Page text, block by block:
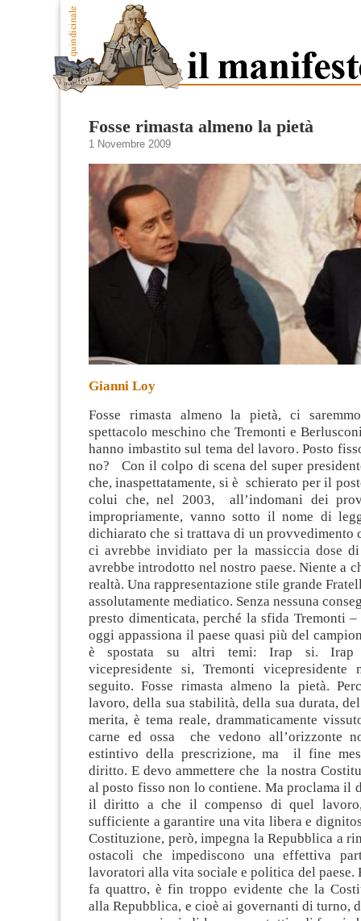
Fosse rimasta almeno la pietà
1 Novembre 2009
Gianni Loy
Fosse rimasta almeno la pietà, ci
spettacolo meschino che Tremonti e
hanno imbastito sul tema del lavoro. Posto
no?
Con il colpo di scena del super
che, inaspettatamente, si è schierato per il
colui che, nel 2003, all’indomani dei
impropriamente, vanno sotto il nome di
dichiarato che si trattava di un provvedimento
ci avrebbe invidiato per la massiccia dose
avrebbe introdotto nel nostro paese. Niente a
realtà. Una rappresentazione stile grande
assolutamente mediatico. Senza nessuna
presto dimenticata, perché la sfida Tremonti
oggi appassiona il paese quasi più del
è spostata su altri temi: Irap si. Irap
vicepresidente si, Tremonti
seguito. Fosse rimasta almeno la pietà.
lavoro, della sua stabilità, della sua durata,
merita, è tema reale, drammaticamente
carne ed ossa che vedono all’orizzonte
estintivo della prescrizione, ma il fine
diritto. E devo ammettere che la nostra
al posto fisso non lo contiene. Ma proclama il
il diritto a che il compenso di quel
sufficiente a garantire una vita libera e
Costituzione, però, impegna la Repubblica a
ostacoli che impediscono una effettiva
lavoratori alla vita sociale e politica del paese.
fa quattro, è fin troppo evidente che la
alla Repubblica, e cioè ai governanti di turno,